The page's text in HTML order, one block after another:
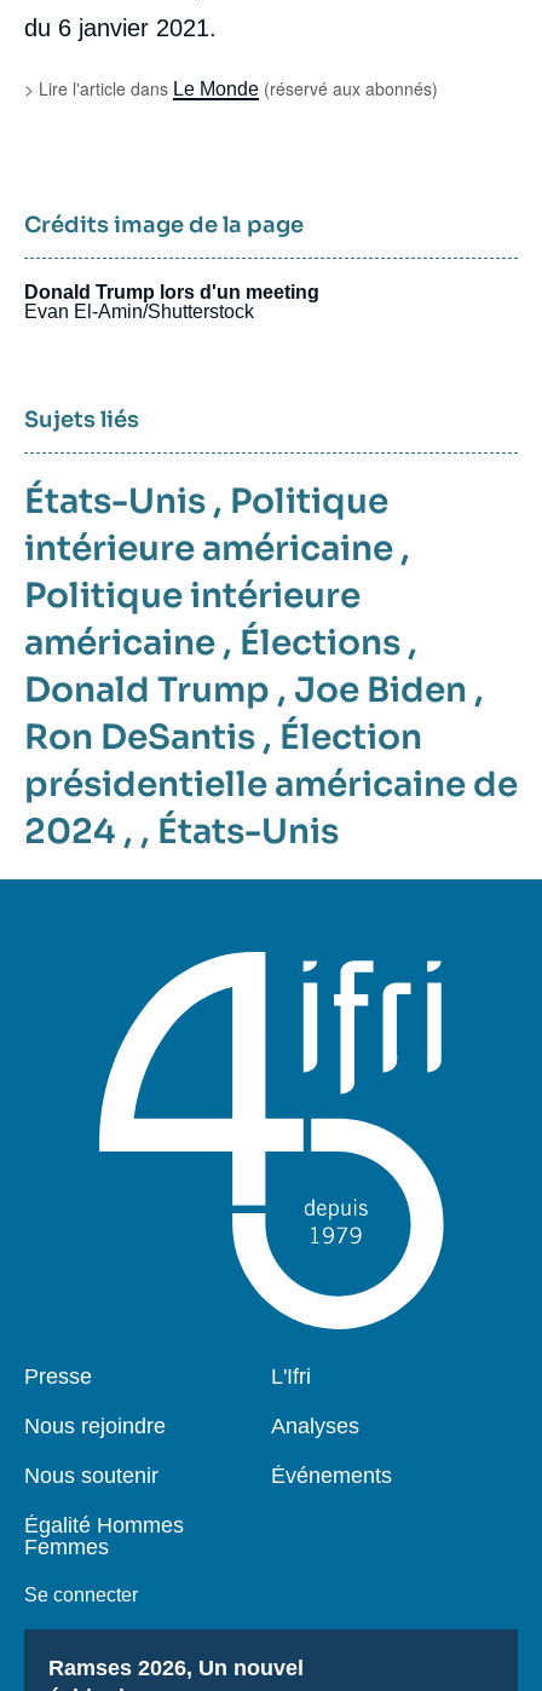
du 6 janvier 2021.
> Lire l'article dans Le Monde (réservé aux abonnés)
Crédits image de la page
Donald Trump lors d'un meeting
Evan El-Amin/Shutterstock
Sujets liés
États-Unis , Politique
intérieure américaine ,
Politique intérieure
américaine , Élections ,
Donald Trump , Joe Biden ,
Ron DeSantis , Élection
présidentielle américaine de
2024 , , États-Unis
Pied
Presse
Nous rejoindre
Nous soutenir
Égalité Hommes
Femmes
Se connecter
Navigation
L'Ifri
Analyses
Événements
Titre
Ramses 2026, Un nouvel